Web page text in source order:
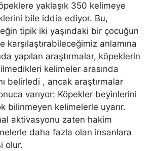
yaklaşık 350 kelimeye
bile iddia ediyor. Bu,
tipik iki yaşındaki bir çocuğun
karşılaştırabileceğimiz anlamına
yapılan araştırmalar, köpeklerin
kelimeler arasında
belirledi , ancak araştırmalar
varıyor: Köpekler beyinlerini
bilinmeyen kelimelerle uyarır.
aktivasyonu zaten hakim
daha fazla olan insanlara
olur.